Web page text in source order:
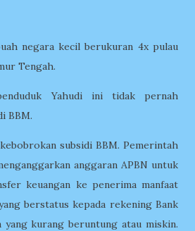
negara kecil berukuran 4x pulau
Tengah.
Yahudi ini tidak pernah
BBM.
subsidi BBM. Pemerintah
anggaran APBN untuk
keuangan ke penerima manfaat
berstatus kepada rekening Bank
yang kurang beruntung atau miskin.